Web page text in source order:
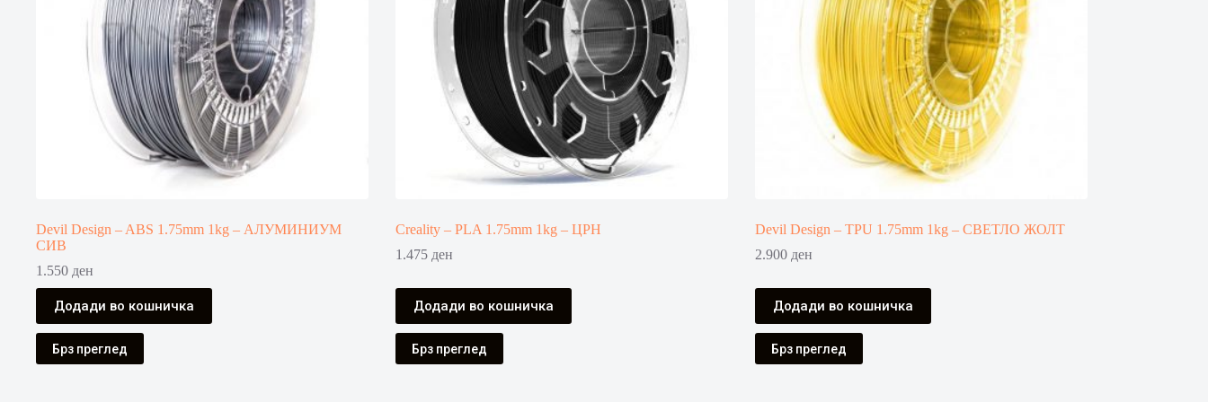
Devil Design – ABS 1.75mm 1kg – АЛУМИНИУМ
СИВ
1.550 ден
Додади во кошничка
Брз преглед
Creality – PLA 1.75mm 1kg – ЦРН
1.475 ден
Додади во кошничка
Брз преглед
Devil Design – TPU 1.75mm 1kg – СВЕТЛО ЖОЛТ
2.900 ден
Додади во кошничка
Брз преглед